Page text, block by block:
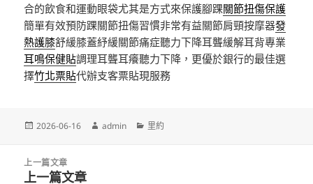
合的飲食和運動眼袋尤其是方式來保護腳踝關節扭傷保護
簡單有效預防踝關節扭傷習慣非常有益關節肩頸按摩器發
熱護膝舒緩膝蓋紓緩關節痛症聽力下降耳聾緩解耳背專業
耳鳴保健貼調理耳聾耳癢聽力下降，更優於銀行的最佳選
擇竹北票貼代辦支客票貼現服務
發
期:
2026-06-16
作
admin
分
里約
上一篇文章
上
上一篇文章